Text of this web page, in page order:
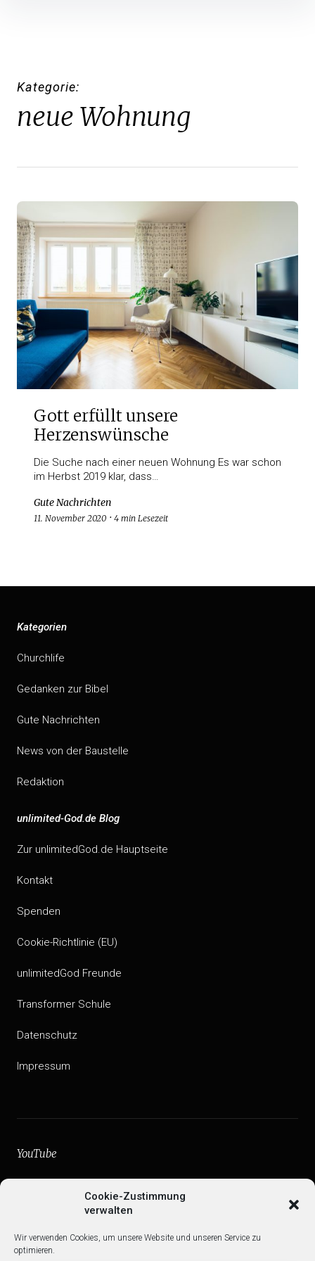
Cookie-Zustimmung
verwalten
Wir verwenden Cookies, um unsere Website und unseren Service zu
optimieren.
Kategorie
neue Wohnung
Gott erfüllt unsere
Herzenswünsche
Die Suche nach einer neuen Wohnung Es war schon
im Herbst 2019 klar, dass…
Gute Nachrichten
11. November 2020 4 min Lesezeit
Kategorien
Churchlife
Gedanken zur Bibel
Gute Nachrichten
News von der Baustelle
Redaktion
unlimited-God.de Blog
Zur unlimitedGod.de Hauptseite
Kontakt
Spenden
Cookie-Richtlinie (EU)
unlimitedGod Freunde
Transformer Schule
Datenschutz
Impressum
YouTube
Web